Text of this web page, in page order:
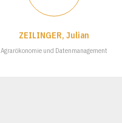
ZEILINGER, Julian
Agrarökonomie und Datenmanagement